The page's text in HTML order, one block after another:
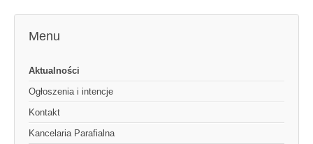
Menu
Aktualności
Ogłoszenia i intencje
Kontakt
Kancelaria Parafialna